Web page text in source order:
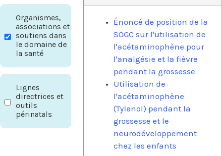
Organismes,
associations et
soutiens dans
le domaine de
la santé
Lignes
directrices et
outils
périnatals
Énoncé de position de la
SOGC sur l'utilisation de
l'acétaminophène pour
l'analgésie et la fièvre
pendant la grossesse
Utilisation de
l'acétaminophène
(Tylenol) pendant la
grossesse et le
neurodéveloppement
chez les enfants